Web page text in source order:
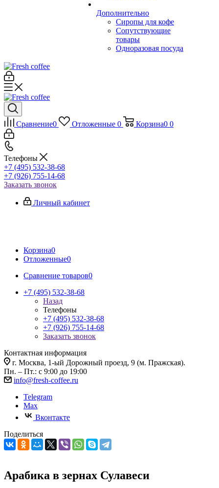
Дополнительно
Сиропы для кофе
Сопутствующие
товары
Одноразовая посуда
Сравнение0 Отложенные 0 Корзина0 0
Телефоны
+7 (495) 532-38-68
+7 (926) 755-14-68
Заказать звонок
Личный кабинет
Корзина0
Отложенные0
Сравнение товаров0
+7 (495) 532-38-68
Назад
Телефоны
+7 (495) 532-38-68
+7 (926) 755-14-68
Заказать звонок
Контактная информация
г. Москва, 1-ый Дорожный проезд, 9 (м. Пражская).
Пн. – Пт.: с 9:00 до 19:00
info@fresh-coffee.ru
Telegram
Max
Вконтакте
Поделиться
Арабика в зернах Сулавеси